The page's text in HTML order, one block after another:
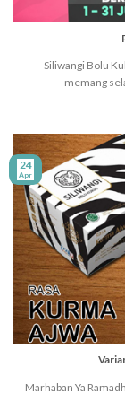
Siliwangi Bolu
memang
Marhaban Ya
24
Apr